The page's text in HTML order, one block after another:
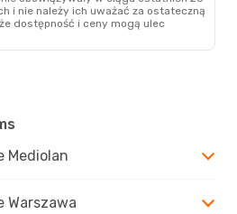
i nie należy ich uważać za ostateczną
dostępność i ceny mogą ulec
Mediolan
Warszawa